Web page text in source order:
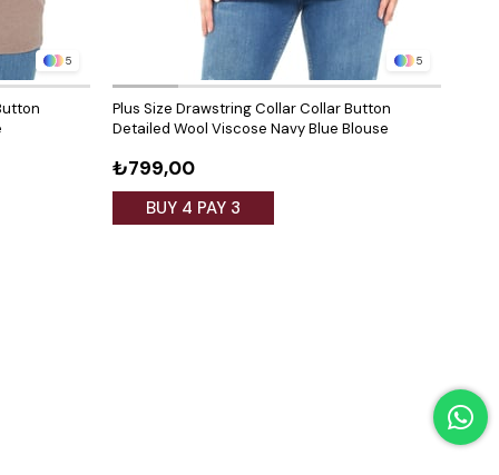
5 5
Plus Size Drawstring Collar Collar Button
Detailed Wool Viscose Navy Blue Blouse
₺799,00
BUY 4 PAY 3